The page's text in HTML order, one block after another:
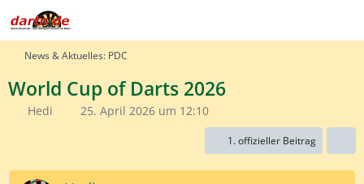
News & Aktuelles: PDC
World Cup of Darts 2026
Hedi 25. April 2026 um 12:10
1. offizieller Beitrag